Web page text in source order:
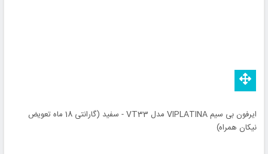
ایرفون بی سیم VIPLATINA مدل VT33 - سفید (گارانتی 18 ماه تعویض
نیکان همراه)